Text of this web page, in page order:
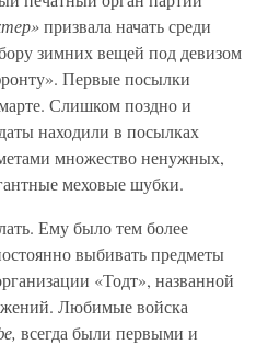
призвала начать среди
зимних вещей под девизом
Первые посылки
Слишком поздно и
находили в посылках
множество ненужных,
меховые шубки.
Ему было тем более
выбивать предметы
«Тодт», названной
Любимые войска
всегда были первыми и